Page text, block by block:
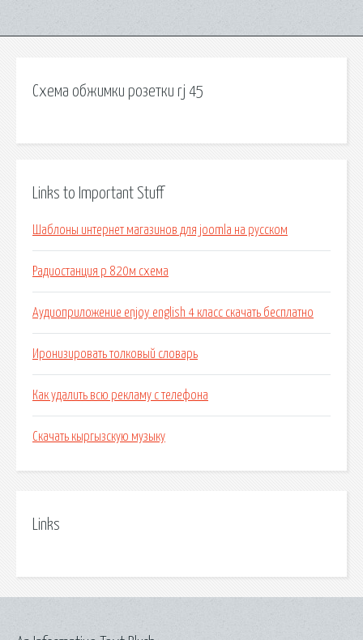
Схема обжимки розетки rj 45
Links to Important Stuff
Шаблоны интернет магазинов для joomla на русском
Радиостанция р 820м схема
Аудиоприложение enjoy english 4 класс скачать бесплатно
Иронизировать толковый словарь
Как удалить всю рекламу с телефона
Скачать кыргызскую музыку
Links